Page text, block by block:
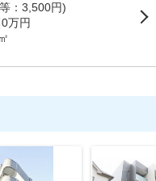
：3,500円)
0万円